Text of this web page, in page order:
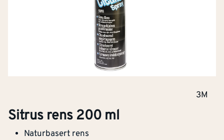
3M
Sitrus rens 200 ml
Naturbasert rens